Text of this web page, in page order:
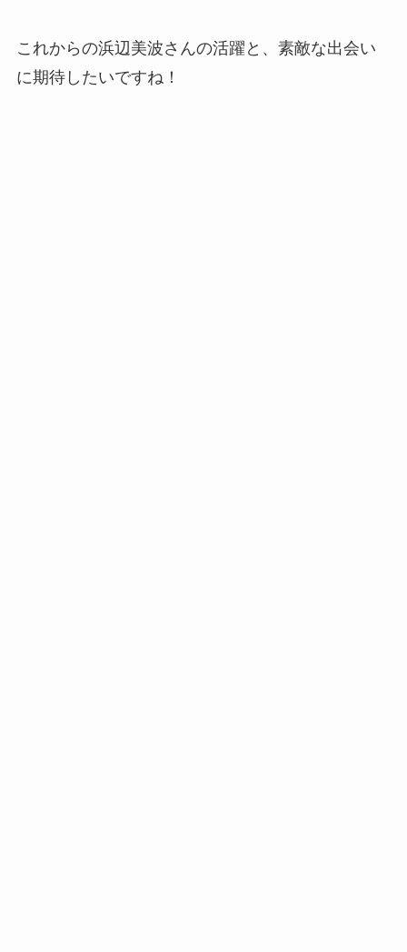
これからの浜辺美波さんの活躍と、素敵な出会い
に期待したいですね！